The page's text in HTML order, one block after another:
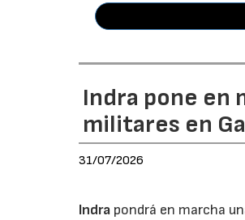
Indra pone en
militares en
31/07/2026
Indra pondrá en marcha